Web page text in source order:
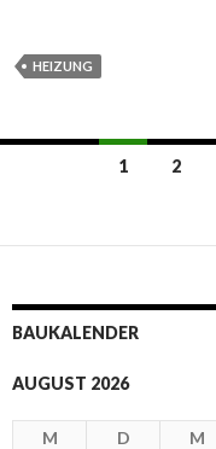
HEIZUNG
Beitrags-
1 2
BAUKALENDER
AUGUST 2026
M D M